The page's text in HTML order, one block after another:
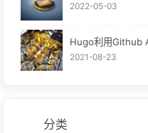
2022-05-03
Hugo利用Github
2021-08-23
分类